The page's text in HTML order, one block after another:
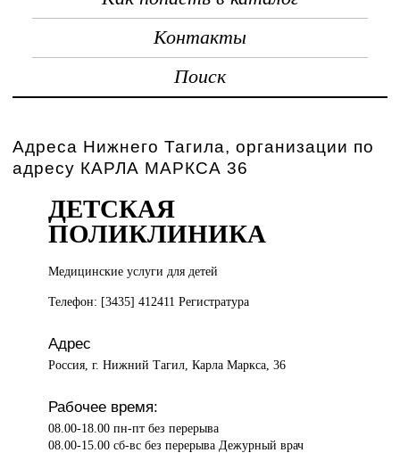
Контакты
Поиск
Адреса Нижнего Тагила, организации по
адресу КАРЛА МАРКСА 36
ДЕТСКАЯ
ПОЛИКЛИНИКА
Медицинские услугидля детей
Телефон: [3435] 412411 Регистратура
Адрес
Россия, г. Нижний Тагил, Карла Маркса, 36
Рабочее время:
08.00-18.00 пн-пт без перерыва
08.00-15.00 сб-вс без перерыва Дежурный врач